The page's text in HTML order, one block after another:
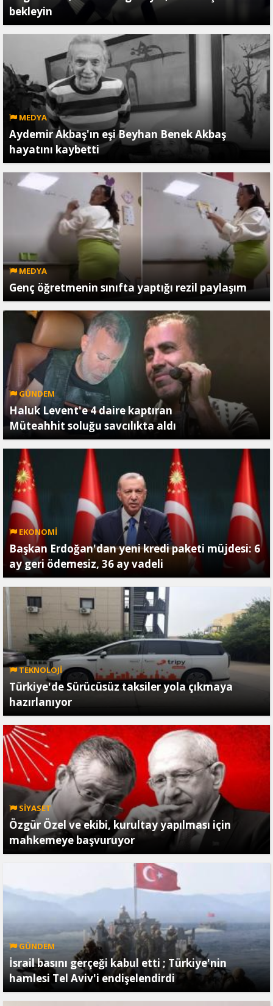
bekleyin
MEDYA
Aydemir Akbaş'ın eşi Beyhan Benek Akbaş
hayatını kaybetti
MEDYA
Genç öğretmenin sınıfta yaptığı rezil paylaşım
GÜNDEM
Haluk Levent'e 4 daire kaptıran
Müteahhit soluğu savcılıkta aldı
EKONOMİ
Başkan Erdoğan'dan yeni kredi paketi müjdesi: 6
ay geri ödemesiz, 36 ay vadeli
TEKNOLOJİ
Türkiye'de Sürücüsüz taksiler yola çıkmaya
hazırlanıyor
SİYASET
Özgür Özel ve ekibi, kurultay yapılması için
mahkemeye başvuruyor
GÜNDEM
İsrail basını gerçeği kabul etti ; Türkiye'nin
hamlesi Tel Aviv'i endişelendirdi